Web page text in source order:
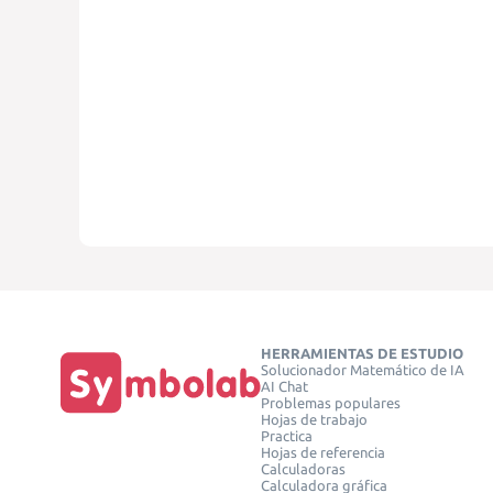
HERRAMIENTAS DE ESTUDIO
Solucionador Matemático de IA
AI Chat
Problemas populares
Hojas de trabajo
Practica
Hojas de referencia
Calculadoras
Calculadora gráfica